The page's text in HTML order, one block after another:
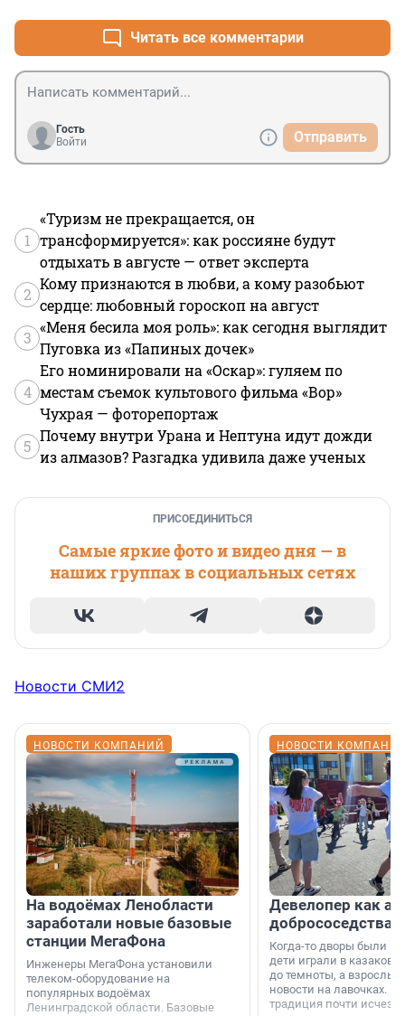
Читать все комментарии
Гость
Войти
Отправить
1
«Туризм не прекращается, он
трансформируется»: как россияне будут
отдыхать в августе — ответ эксперта
2
Кому признаются в любви, а кому разобьют
сердце: любовный гороскоп на август
3
«Меня бесила моя роль»: как сегодня выглядит
Пуговка из «Папиных дочек»
4
Его номинировали на «Оскар»: гуляем по
местам съемок культового фильма «Вор»
Чухрая — фоторепортаж
5
Почему внутри Урана и Нептуна идут дожди
из алмазов? Разгадка удивила даже ученых
ПРИСОЕДИНИТЬСЯ
Самые яркие фото и видео дня — в
наших группах в социальных сетях
Новости СМИ2
НОВОСТИ КОМПАНИЙ
На водоёмах Ленобласти
заработали новые базовые
станции МегаФона
Инженеры МегаФона установили
телеком-оборудование на
популярных водоёмах
Ленинградской области. Базовые
НОВОСТИ
Девелопер как
добрососедства
Когда-то дворы были
дети играли в казаков-
до темноты, а
новости на лавочках. В
традиция почти